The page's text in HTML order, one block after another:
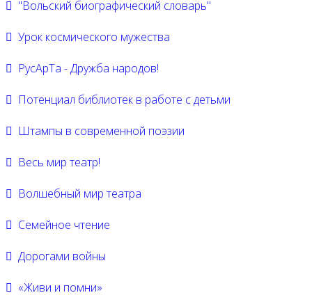
"Вольский биографический словарь"
Урок космического мужества
РусАрТа - Дружба народов!
Потенциал библиотек в работе с детьми
Штампы в современной поэзии
Весь мир театр!
Волшебный мир театра
Семейное чтение
Дорогами войны
«Живи и помни»